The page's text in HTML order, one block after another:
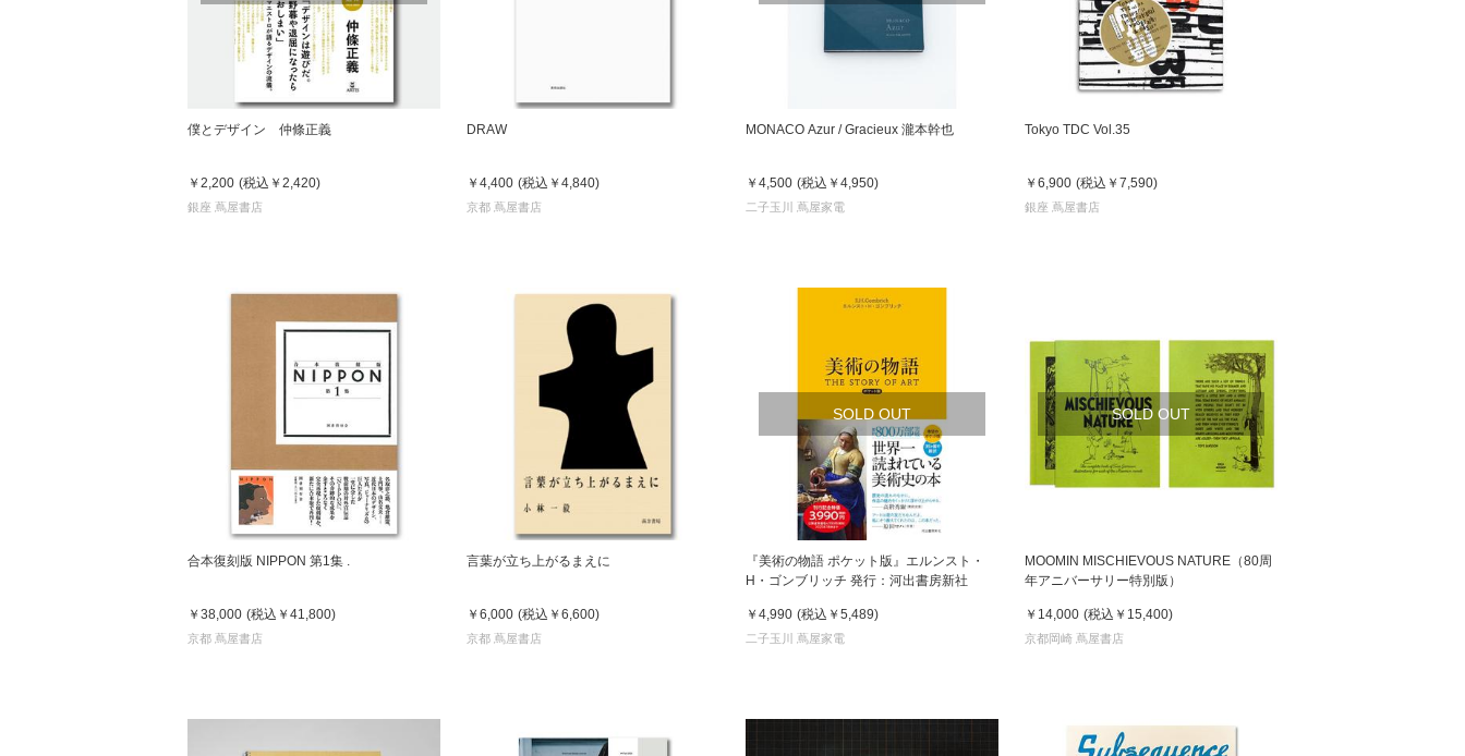
蔦屋書店
僕とデザイン 仲條正義
￥2,200 (税込 ￥2,420)
銀座 蔦屋書店
DRAW
￥4,400 (税込 ￥4,840)
京都 蔦屋書店
MONACO Azur / Gracieux 瀧本幹也
￥4,500 (税込 ￥4,950)
二子玉川 蔦屋家電
Tokyo TDC Vol.35
￥6,900 (税込 ￥7,590)
銀座 蔦屋書店
合本復刻版 NIPPON 第1集 .
￥38,000 (税込 ￥41,800)
京都 蔦屋書店
言葉が立ち上がるまえに
￥6,000 (税込 ￥6,600)
京都 蔦屋書店
SOLD OUT
『美術の物語 ポケット版』エルンスト・
H・ゴンブリッチ 発行：河出書房新社
￥4,990 (税込 ￥5,489)
二子玉川 蔦屋家電
SOLD OUT
MOOMIN MISCHIEVOUS NATURE（80周
年アニバーサリー特別版）
￥14,000 (税込 ￥15,400)
京都岡崎 蔦屋書店